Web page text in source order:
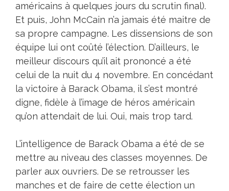
américains à quelques jours du scrutin final).
Et puis, John McCain n’a jamais été maitre de
sa propre campagne. Les dissensions de son
équipe lui ont coûté l’élection. D’ailleurs, le
meilleur discours qu’il ait prononcé a été
celui de la nuit du 4 novembre. En concédant
la victoire à Barack Obama, il s’est montré
digne, fidèle à l’image de héros américain
qu’on attendait de lui. Oui, mais trop tard.
L’intelligence de Barack Obama a été de se
mettre au niveau des classes moyennes. De
parler aux ouvriers. De se retrousser les
manches et de faire de cette élection un